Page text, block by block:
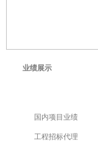
业绩展示
国内项目业绩
工程招标代理